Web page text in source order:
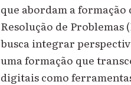
que abordam a
Resolução de Problemas
busca integrar
uma formação que
digitais como